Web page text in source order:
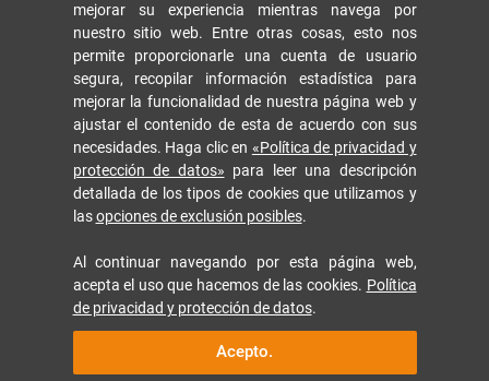
mejorar su experiencia mientras navega por
nuestro sitio web. Entre otras cosas, esto nos
permite proporcionarle una cuenta de usuario
segura, recopilar información estadística para
mejorar la funcionalidad de nuestra página web y
ajustar el contenido de esta de acuerdo con sus
necesidades. Haga clic en «Política de privacidad y
protección de datos» para leer una descripción
detallada de los tipos de cookies que utilizamos y
lasopciones de exclusión posibles.
Al continuar navegando por esta página web,
acepta el uso que hacemos de las cookies. Política
de privacidad y protección de datos.
Acepto.